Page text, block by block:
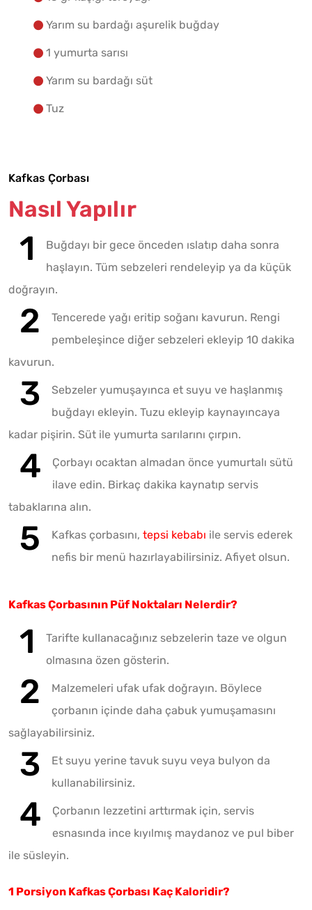
Yarım su bardağı aşurelik buğday
1 yumurta sarısı
Yarım su bardağı süt
Tuz
Kafkas Çorbası
Nasıl Yapılır
Buğdayı bir gece önceden ıslatıp daha sonra
haşlayın. Tüm sebzeleri rendeleyip ya da küçük
doğrayın.
Tencerede yağı eritip soğanı kavurun. Rengi
pembeleşince diğer sebzeleri ekleyip 10 dakika
kavurun.
Sebzeler yumuşayınca et suyu ve haşlanmış
buğdayı ekleyin. Tuzu ekleyip kaynayıncaya
kadar pişirin. Süt ile yumurta sarılarını çırpın.
Çorbayı ocaktan almadan önce yumurtalı sütü
ilave edin. Birkaç dakika kaynatıp servis
tabaklarına alın.
Kafkas çorbasını, tepsi kebabı ile servis ederek
nefis bir menü hazırlayabilirsiniz. Afiyet olsun.
Kafkas Çorbasının Püf Noktaları Nelerdir?
Tarifte kullanacağınız sebzelerin taze ve olgun
olmasına özen gösterin.
Malzemeleri ufak ufak doğrayın. Böylece
çorbanın içinde daha çabuk yumuşamasını
sağlayabilirsiniz.
Et suyu yerine tavuk suyu veya bulyon da
kullanabilirsiniz.
Çorbanın lezzetini arttırmak için, servis
esnasında ince kıyılmış maydanoz ve pul biber
ile süsleyin.
1 Porsiyon Kafkas Çorbası Kaç Kaloridir?